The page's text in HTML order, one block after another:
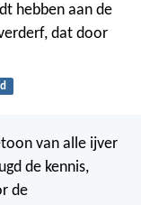
hebben aan de
dat door
van alle ijver
de kennis,
de